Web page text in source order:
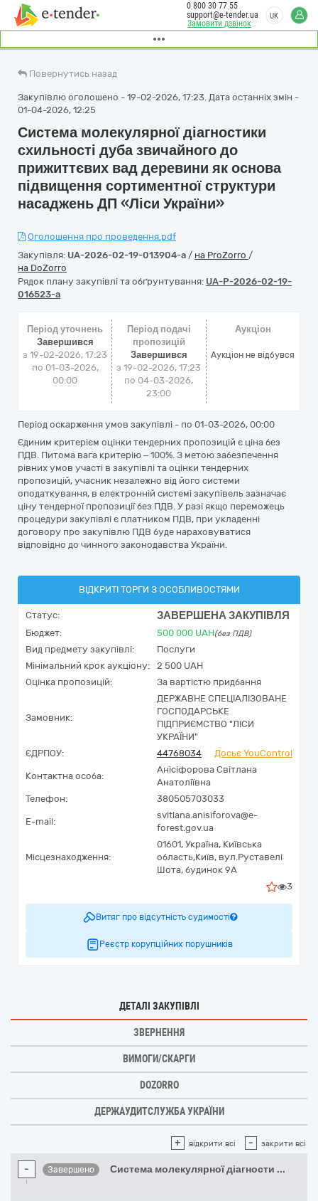
Замовити дзвінок
0 800 30 77 55
support@e-tender.ua
UK
Повернутись назад
Закупівлю оголошено - 19-02-2026, 17:23. Дата останніх змін -
01-04-2026, 12:25
Система молекулярної діагностики
схильності дуба звичайного до
прижиттєвих вад деревини як основа
підвищення сортиментної структури
насаджень ДП «Ліси України»
Оголошення про проведення.pdf
Закупівля: UA-2026-02-19-013904-a / на ProZorro /
на DoZorro
Рядок плану закупівлі та обґрунтування: UA-P-2026-02-19-
016523-a
Період уточнень
Завершився
з 19-02-2026, 17:23
по 01-03-2026,
00:00
Період подачі
пропозицій
Завершився
з 19-02-2026, 17:23
по 04-03-2026,
23:00
Аукціон
Аукціон не відбувся
Період оскарження умов закупівлі - по 01-03-2026, 00:00
Єдиним критерієм оцінки тендерних пропозицій є ціна без
ПДВ. Питома вага критерію – 100%. З метою забезпечення
рівних умов участі в закупівлі та оцінки тендерних
пропозицій, учасник незалежно від його системи
оподаткування, в електронній системі закупівель зазначає
ціну тендерної пропозиції без ПДВ. У разі якщо переможець
процедури закупівлі є платником ПДВ, при укладенні
договору про закупівлю ПДВ буде нараховуватися
відповідно до чинного законодавства України.
ВІДКРИТІ ТОРГИ З ОСОБЛИВОСТЯМИ
Статус: ЗАВЕРШЕНА ЗАКУПІВЛЯ
Бюджет: 500 000 UAH(без ПДВ)
Вид предмету закупівлі:
Послуги
Мінімальний крок аукціону:
2 500 UAH
Оцінка пропозицій:
За вартістю придбання
Замовник:
ДЕРЖАВНЕ СПЕЦІАЛІЗОВАНЕ
ГОСПОДАРСЬКЕ
ПІДПРИЄМСТВО "ЛІСИ
УКРАЇНИ"
ЄДРПОУ:
44768034 Досьє YouControl
Контактна особа:
Анісіфорова Світлана
Анатоліївна
Телефон:
380505703033
E-mail:
svitlana.anisiforova@e-
forest.gov.ua
Місцезнаходження:
01601, Україна, Київська
область,Київ, вул.Руставелі
Шота, будинок 9А
3
Витяг про відсутність судимості
Реєстр корупційних порушників
ДЕТАЛІ ЗАКУПІВЛІ
ЗВЕРНЕННЯ
ВИМОГИ/СКАРГИ
DOZORRO
ДЕРЖАУДИТСЛУЖБА УКРАЇНИ
+ відкрити всі - закрити всі
- Завершено Система молекулярної діагности ...